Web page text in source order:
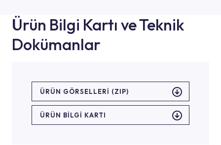
Ürün Bilgi Kartı ve Teknik
Dokümanlar
ÜRÜN GÖRSELLERI (ZIP)
ÜRÜN BILGI KARTI